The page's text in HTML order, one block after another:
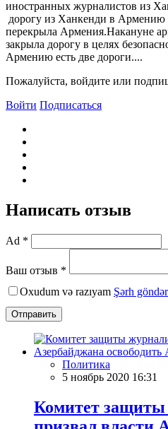
иностранных журналистов из
дорогу из Ханкенди в
перекрыла Армения.Накануне
закрыла дорогу в целях
Армению есть две дороги....
Пожалуйста, войдите или
Войти Подписаться
Написать отзыв
Ad *
Ваш отзыв *
Oxudum və razıyam Şərh
Отправить
Политика
5 ноябрь 2020 16:31
Комитет защиты